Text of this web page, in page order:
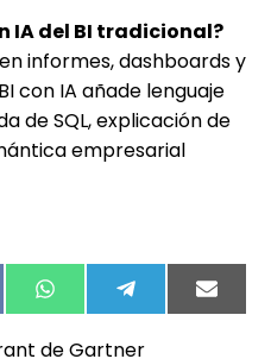
IA del BI tradicional?
informes, dashboards y
con IA añade lenguaje
de SQL, explicación de
empresarial
WhatsApp TelegramEmail
de Gartner